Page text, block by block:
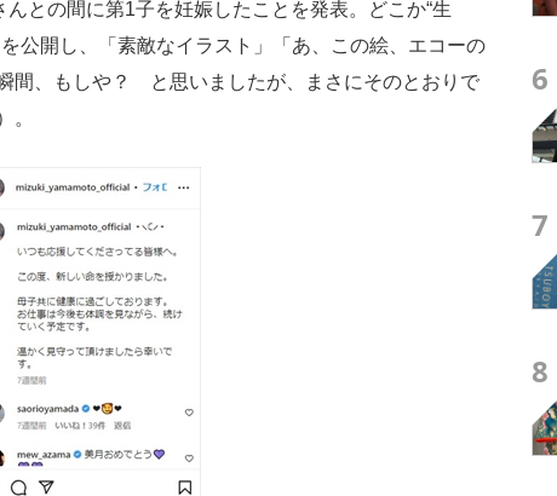
との間に第1子を妊娠したことを発表。どこか“生
公開し、「素敵なイラスト」「あ、この絵、エコーの
間、もしや？ と思いましたが、まさにそのとおりで
。
6
7
8